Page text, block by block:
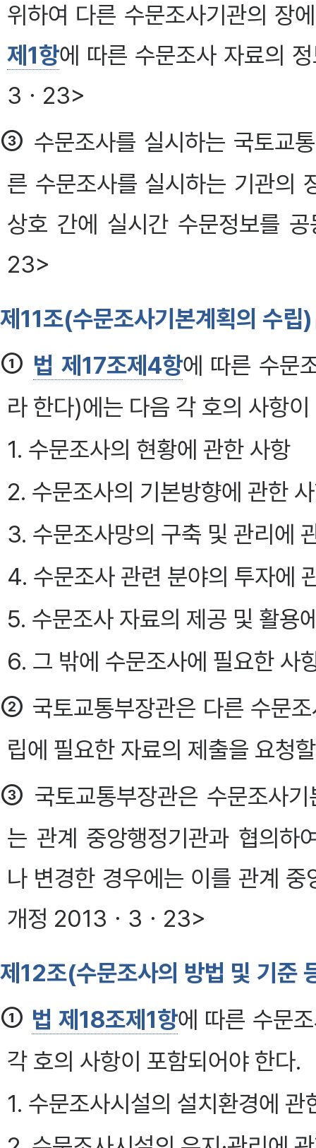
위하여 다른 수문조사기관의 장
제1항에 따른 수문조사 자료의
3ㆍ23>
③ 수문조사를 실시하는 국토교
른 수문조사를 실시하는 기관의
상호 간에 실시간 수문정보를
23>
제11조(수문조사기본계획의 수립)
① 법 제17조제4항에 따른 수문
라 한다)에는 다음 각 호의 사항
1. 수문조사의 현황에 관한 사항
2. 수문조사의 기본방향에 관한
3. 수문조사망의 구축 및 관리에
4. 수문조사 관련 분야의 투자에
5. 수문조사 자료의 제공 및 활용
6. 그 밖에 수문조사에 필요한 사
② 국토교통부장관은 다른 수문
립에 필요한 자료의 제출을 요
③ 국토교통부장관은 수문조사
는 관계 중앙행정기관과 협의하
나 변경한 경우에는 이를 관계
개정 2013ㆍ3ㆍ23>
제12조(수문조사의 방법 및 기준
① 법 제18조제1항에 따른 수문
각 호의 사항이 포함되어야 한다.
1. 수문조사시설의 설치환경에 관